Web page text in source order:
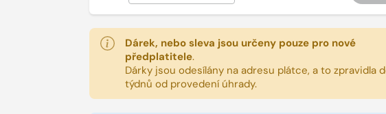
Dárek, nebo sleva jsou určeny pouze pro nové
předplatitele.
Dárky jsou odesílány na adresu plátce, a to zpravidla
týdnů od provedení úhrady.